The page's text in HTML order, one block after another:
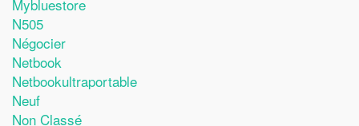
Mybluestore
N505
Négocier
Netbook
Netbookultraportable
Neuf
Non Classé